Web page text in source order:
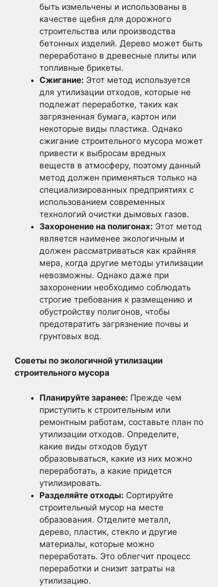
быть измельчены и использованы в
качестве щебня для дорожного
строительства или производства
бетонных изделий. Дерево может быть
переработано в древесные плиты или
топливные брикеты.
Сжигание: Этот метод используется
для утилизации отходов, которые не
подлежат переработке, таких как
загрязненная бумага, картон или
некоторые виды пластика. Однако
сжигание строительного мусора может
привести к выбросам вредных
веществ в атмосферу, поэтому данный
метод должен применяться только на
специализированных предприятиях с
использованием современных
технологий очистки дымовых газов.
Захоронение на полигонах: Этот метод
является наименее экологичным и
должен рассматриваться как крайняя
мера, когда другие методы утилизации
невозможны. Однако даже при
захоронении необходимо соблюдать
строгие требования к размещению и
обустройству полигонов, чтобы
предотвратить загрязнение почвы и
грунтовых вод.
Советы по экологичной утилизации
строительного мусора
Планируйте заранее: Прежде чем
приступить к строительным или
ремонтным работам, составьте план по
утилизации отходов. Определите,
какие виды отходов будут
образовываться, какие из них можно
переработать, а какие придется
утилизировать.
Разделяйте отходы: Сортируйте
строительный мусор на месте
образования. Отделите металл,
дерево, пластик, стекло и другие
материалы, которые можно
переработать. Это облегчит процесс
переработки и снизит затраты на
утилизацию.